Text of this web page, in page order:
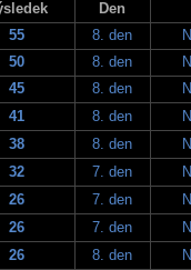
Den
55 8. den
50 8. den
45 8. den
41 8. den
38 8. den
32 7. den
26 7. den
26 7. den
26 8. den